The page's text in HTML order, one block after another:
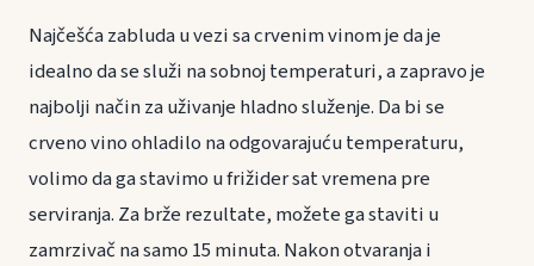
Najčešća zabluda u vezi sa crvenim vinom je da je
idealno da se služi na sobnoj temperaturi, a zapravo je
najbolji način za uživanje hladno služenje. Da bi se
crveno vino ohladilo na odgovarajuću temperaturu,
volimo da ga stavimo u frižider sat vremena pre
serviranja. Za brže rezultate, možete ga staviti u
zamrzivač na samo 15 minuta. Nakon otvaranja i